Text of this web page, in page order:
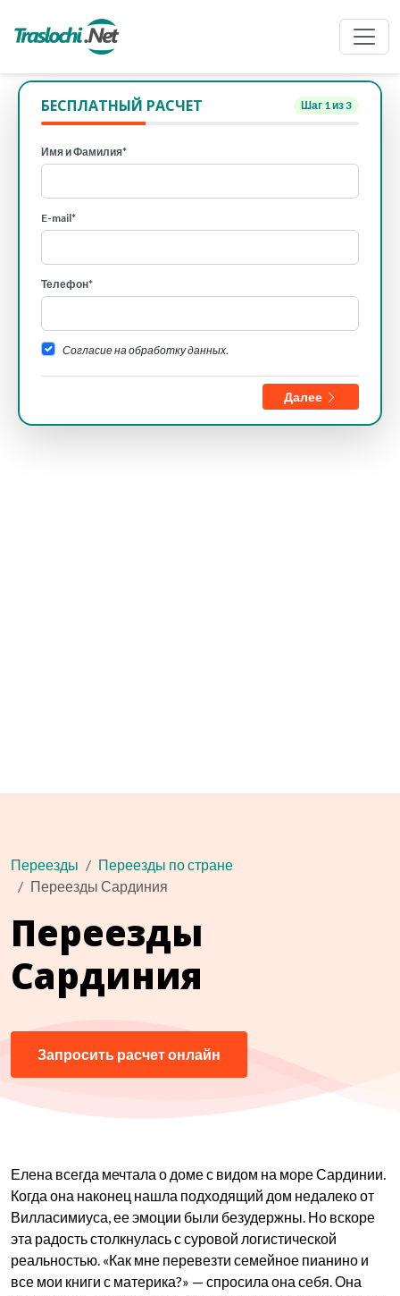
БЕСПЛАТНЫЙ РАСЧЕТ Шаг 1из 3
Имя и Фамилия*
E-mail*
Телефон*
Согласие на обработку данных.
Далее
Переезды
Переезды по стране
Переезды Сардиния
Переезды
Сардиния
Запросить расчет онлайн
Елена всегда мечтала о доме с видом на море Сардинии.
Когда она наконец нашла подходящий дом недалеко от
Вилласимиуса, ее эмоции были безудержны. Но вскоре
эта радость столкнулась с суровой логистической
реальностью. «Как мне перевезти семейное пианино и
все мои книги с материка?» — спросила она себя. Она